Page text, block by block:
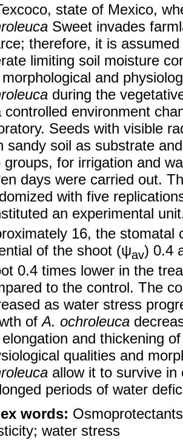
state of Mexico,
Sweet invades
therefore, it is
limiting soil moisture
and
during the
controlled environment
Seeds with visible
sandy soil as substrate
groups, for irrigation and
days were carried out.
with five
an experimental
16, the stomatal
of the shoot (ψav) 0.4
0.4 times lower in the
to the control. The
as water stress
ofA. ochroleuca
and thickening
qualities and
allow it to survive
periods of water
words:
water stress